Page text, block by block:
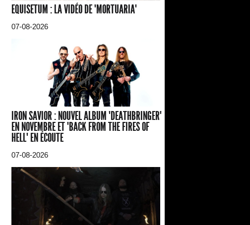
EQUISETUM : LA VIDÉO DE "MORTUARIA"
07-08-2026
IRON SAVIOR : NOUVEL ALBUM "DEATHBRINGER"
EN NOVEMBRE ET "BACK FROM THE FIRES OF
HELL" EN ÉCOUTE
07-08-2026